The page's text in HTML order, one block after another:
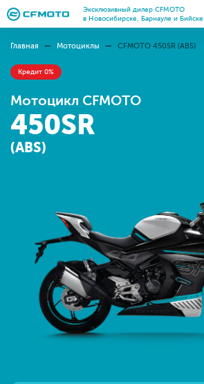
Эксклюзивный дилер CFMOTO
в Новосибирске, Барнауле и Бийске
Главная Мотоциклы CFMOTO 450SR (ABS)
Кредит 0%
Мотоцикл CFMOTO
450SR
(ABS)